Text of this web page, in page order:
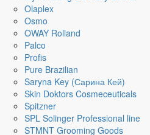
Olaplex
Osmo
OWAY Rolland
Palco
Profis
Pure Brazilian
Saryna Key (Сарина Кей)
Skin Doktors Cosmeceuticals
Spitzner
SPL Solinger Professional line
STMNT Grooming Goods